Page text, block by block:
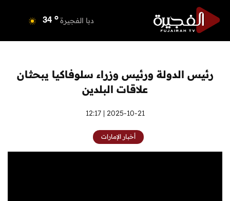
دبا الفجيرة 34 o
أم القيوين 33 o
راس الخيمة
الفجيرة
رئيس الدولة ورئيس وزراء سلوفاكيا يبحثان
علاقات البلدين
2025-10-21 | 12:17
أخبار الإمارات